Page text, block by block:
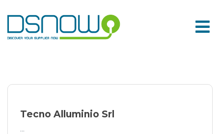
to
content
Tecno Alluminio Srl
...